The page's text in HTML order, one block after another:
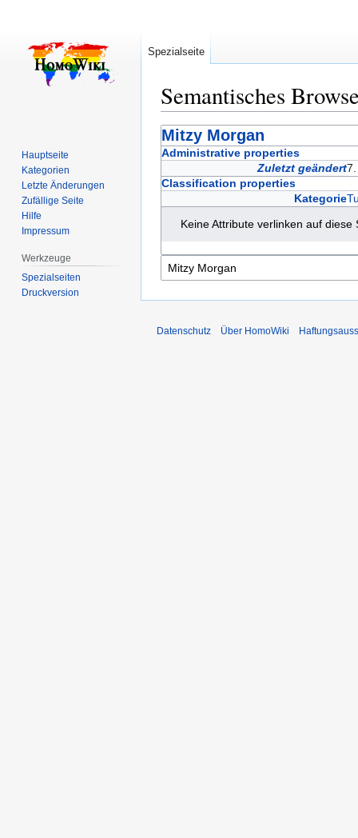
Semantisches
Zur
Navigation
Zur
Suche
Mitzy Morgan
Administrative properties
Zuletzt geändert
Classification properties
Kategorie
Keine Attribute verlinken auf diese
Spezialseite
Hauptseite
Kategorien
Letzte Änderungen
Zufällige Seite
Hilfe
Impressum
Werkzeuge
Spezialseiten
Druckversion
Datenschutz Über HomoWiki